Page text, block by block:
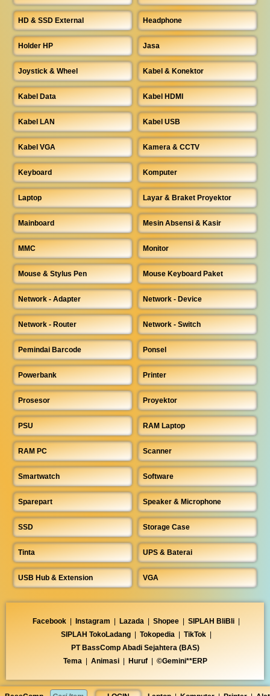
HD & SSD External Headphone
Holder HP Jasa
Joystick & Wheel Kabel & Konektor
Kabel Data Kabel HDMI
Kabel LAN Kabel USB
Kabel VGA Kamera & CCTV
Keyboard Komputer
Laptop Layar & Braket Proyektor
Mainboard Mesin Absensi & Kasir
MMC Monitor
Mouse & Stylus Pen Mouse Keyboard Paket
Network - Adapter Network - Device
Network - Router Network - Switch
Pemindai Barcode Ponsel
Powerbank Printer
Prosesor Proyektor
PSU RAM Laptop
RAM PC Scanner
Smartwatch Software
Sparepart Speaker & Microphone
SSD Storage Case
Tinta UPS & Baterai
USB Hub & Extension VGA
Facebook | Instagram | Lazada | Shopee | SIPLAH BliBli |
SIPLAH TokoLadang | Tokopedia | TikTok |
PT BassComp Abadi Sejahtera (BAS)
Tema | Animasi | Huruf | ©Gemini**ERP